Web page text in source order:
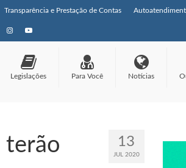
Transparência e Prestação de Contas
Legislações Para Você Notícias
13
JUL 2020
terão